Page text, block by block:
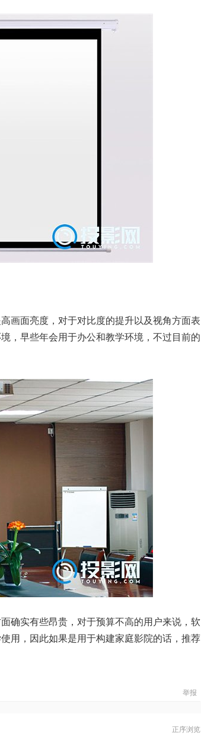
画面亮度，对于对比度的提升以及视角方面表
，早些年会用于办公和教学环境，不过目前的
确实有些昂贵，对于预算不高的用户来说，软
用，因此如果是用于构建家庭影院的话，推荐
举报
正序浏览